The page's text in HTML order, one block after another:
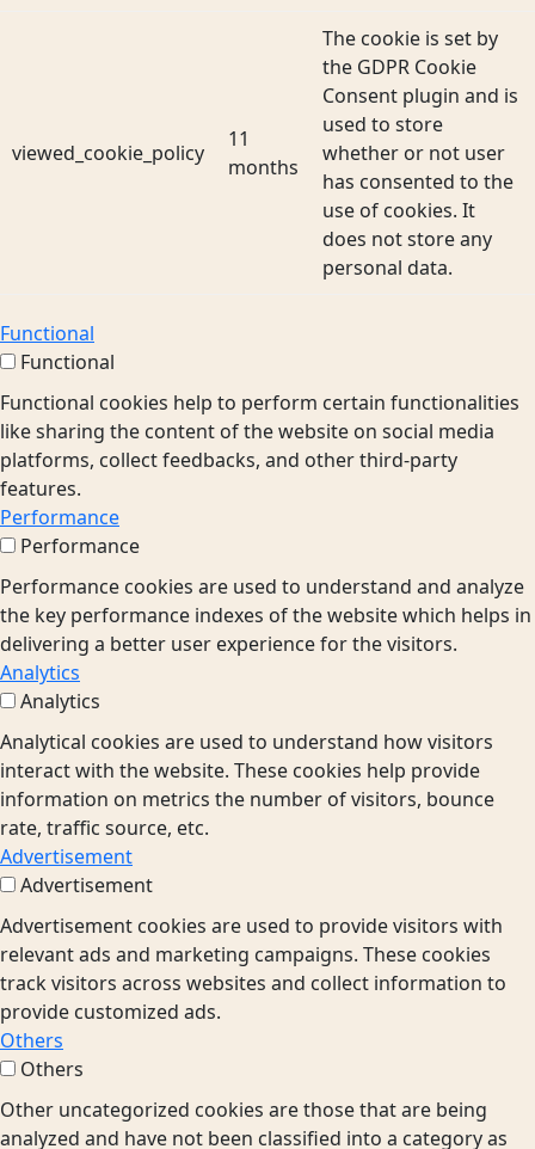
viewed_cookie_policy
11
months
The cookie is set by
the GDPR Cookie
Consent plugin and is
used to store
whether or not user
has consented to the
use of cookies. It
does not store any
personal data.
Functional
Functional
Functional cookies help to perform certain functionalities
like sharing the content of the website on social media
platforms, collect feedbacks, and other third-party
features.
Performance
Performance
Performance cookies are used to understand and analyze
the key performance indexes of the website which helps in
delivering a better user experience for the visitors.
Analytics
Analytics
Analytical cookies are used to understand how visitors
interact with the website. These cookies help provide
information on metrics the number of visitors, bounce
rate, traffic source, etc.
Advertisement
Advertisement
Advertisement cookies are used to provide visitors with
relevant ads and marketing campaigns. These cookies
track visitors across websites and collect information to
provide customized ads.
Others
Others
Other uncategorized cookies are those that are being
analyzed and have not been classified into a category as